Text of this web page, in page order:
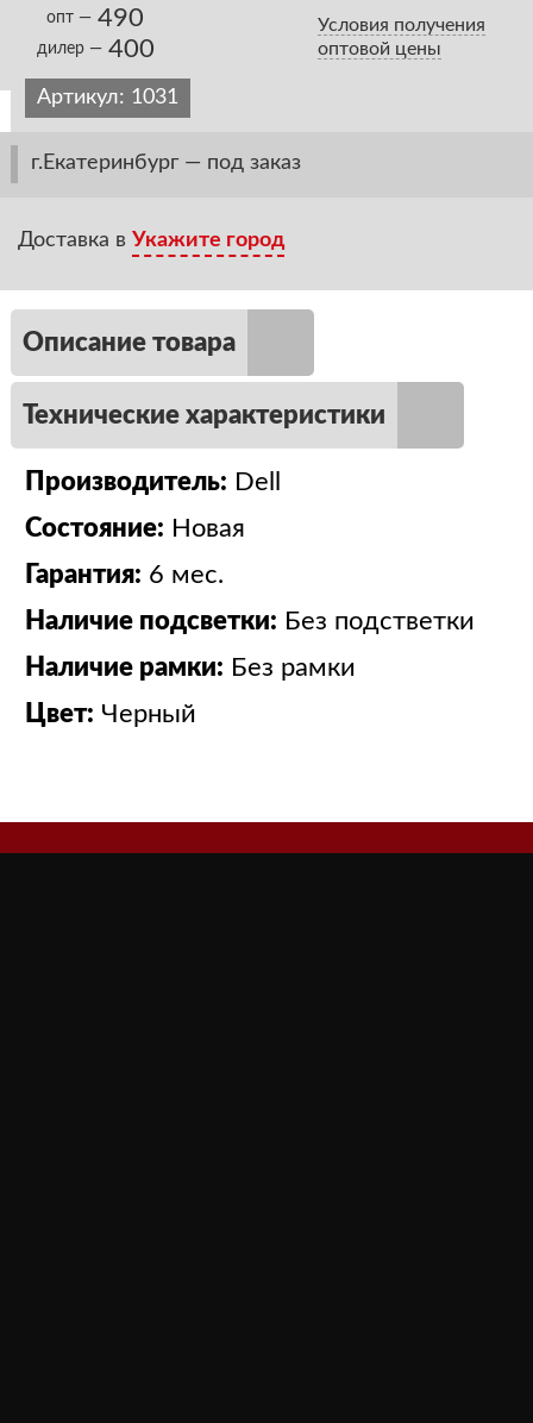
опт — 490
дилер — 400
Условия получения
оптовой цены
Артикул: 1031
г.Екатеринбург — под заказ
Доставка в Укажите город
Описание товара
Технические характеристики
Производитель: Dell
Состояние: Новая
Гарантия: 6 мес.
Наличие подсветки: Без подстветки
Наличие рамки: Без рамки
Цвет: Черный